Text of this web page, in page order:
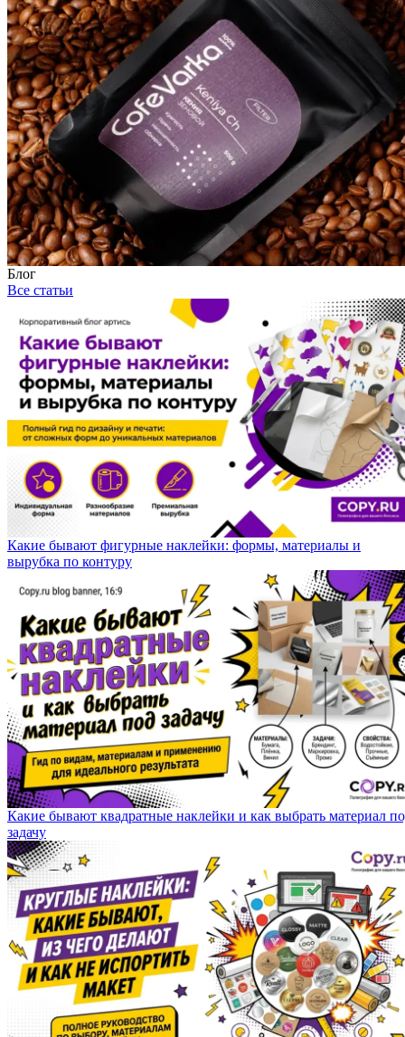
Блог
Все статьи
Какие бывают фигурные наклейки: формы, материалы и
вырубка по контуру
Какие бывают квадратные наклейки и как выбрать материал
задачу